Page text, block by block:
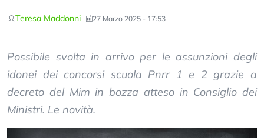
Teresa Maddonni 27 Marzo 2025 - 17:53
Possibile svolta in arrivo per le assunzioni degli
idonei dei concorsi scuola Pnrr 1 e 2 grazie a
decreto del Mim in bozza atteso in Consiglio dei
Ministri. Le novità.